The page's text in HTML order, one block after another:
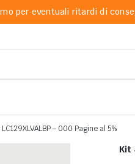
per eventuali ritardi di
– 000 Pagine al 5%